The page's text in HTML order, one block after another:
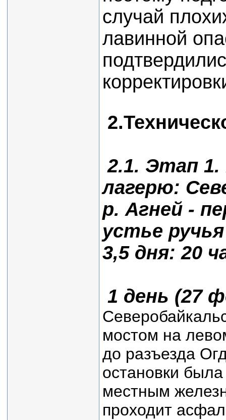
случай
лавинной
2.1. Этап 1.
лагерю:
р. Агней -
устье
3,5 дня: 20
1 день (27
мостом на
до разъезда
остановки
местным
проходит